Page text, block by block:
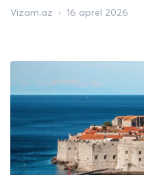
Vizam.az 16 aprel 2026